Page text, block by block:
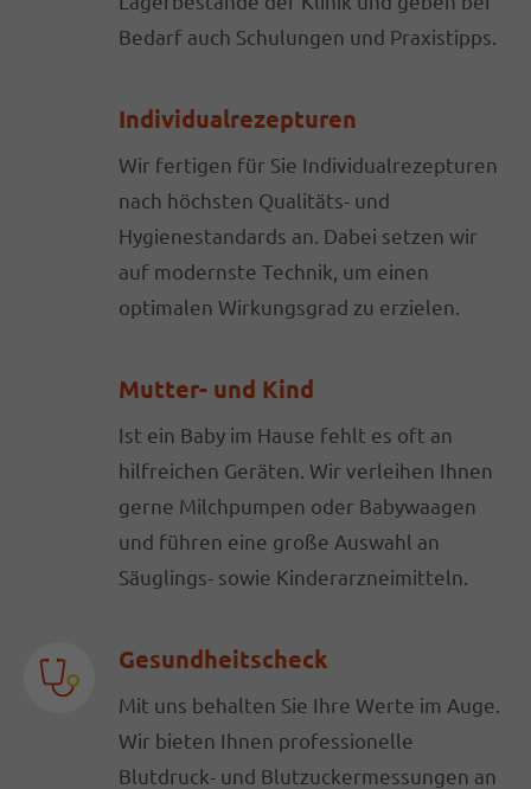
Bedarf auch Schulungen und Praxistipps.
Individualrezepturen
Wir fertigen für Sie Individualrezepturen
nach höchsten Qualitäts- und
Hygienestandards an. Dabei setzen wir
auf modernste Technik, um einen
optimalen Wirkungsgrad zu erzielen.
Mutter- und Kind
Ist ein Baby im Hause fehlt es oft an
hilfreichen Geräten. Wir verleihen Ihnen
gerne Milchpumpen oder Babywaagen
und führen eine große Auswahl an
Säuglings- sowie Kinderarzneimitteln.
Gesundheitscheck
Mit uns behalten Sie Ihre Werte im Auge.
Wir bieten Ihnen professionelle
Blutdruck- und Blutzuckermessungen an